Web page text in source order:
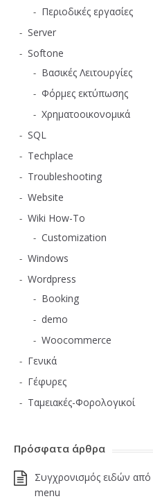
Περιοδικές εργασίες
Server
Softone
Βασικές Λειτουργίες
Φόρμες εκτύπωσης
Χρηματοοικονομικά
SQL
Techplace
Troubleshooting
Website
Wiki How-To
Customization
Windows
Wordpress
Booking
demo
Woocommerce
Γενικά
Γέφυρες
Ταμειακές-Φορολογικοί
Πρόσφατα άρθρα
Συγχρονισμός ειδών
menu